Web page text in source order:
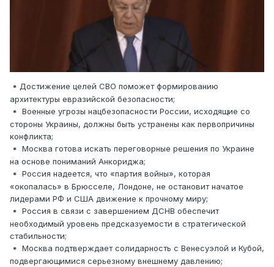
▪️ Достижение целей СВО поможет формированию
архитектуры евразийской безопасности;
▪️ Военные угрозы нацбезопасности России, исходящие со
стороны Украины, должны быть устранены как первопричины
конфликта;
▪️ Москва готова искать переговорные решения по Украине
на основе пониманий Анкориджа;
▪️ Россия надеется, что «партия войны», которая
«окопалась» в Брюсселе, Лондоне, не остановит начатое
лидерами РФ и США движение к прочному миру;
▪️ Россия в связи с завершением ДСНВ обеспечит
необходимый уровень предсказуемости в стратегической
стабильности;
▪️ Москва подтверждает солидарность с Венесуэлой и Кубой,
подвергающимися серьезному внешнему давлению;